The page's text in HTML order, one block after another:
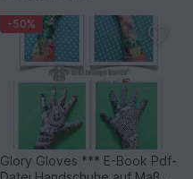
-50%
Glory Gloves *** E-Book Pdf-